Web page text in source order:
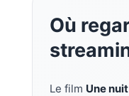
Où
Le film Une nuit